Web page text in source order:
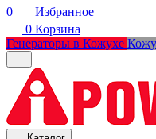
0
Избранное
0 Корзина
Генераторы в Кожухе